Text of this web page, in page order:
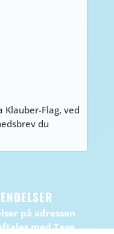
Flag, ved
du
på adressen
med Tage